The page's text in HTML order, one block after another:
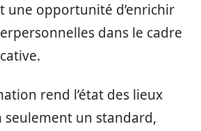
une opportunité d’enrichir
dans le cadre
rend l’état des lieux
un standard,